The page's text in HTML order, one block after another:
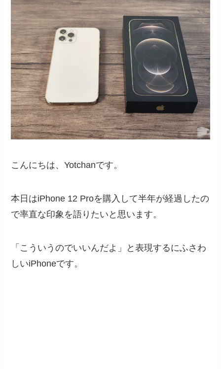
こんにちは、Yotchanです。
本日はiPhone 12 Proを購入して半年が経過したの
で率直な印象を語りたいと思います。
「こういうのでいいんだよ」と表現するにふさわ
しいiPhoneです。